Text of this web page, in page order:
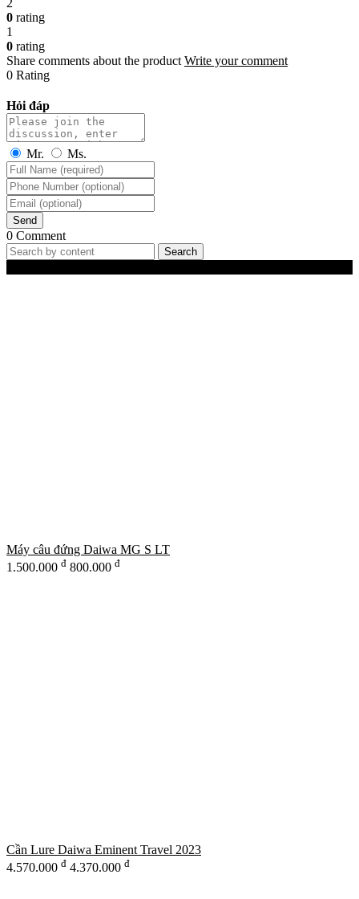
0 rating
1
0 rating
Share comments about the product Write your comment
0 Rating
Hỏi đáp
Mr. Ms.
Send
0 Comment
Search
Máy câu đứng Daiwa MG S LT
1.500.000 đ 800.000 đ
Cần Lure Daiwa Eminent Travel 2023
4.570.000 đ 4.370.000 đ